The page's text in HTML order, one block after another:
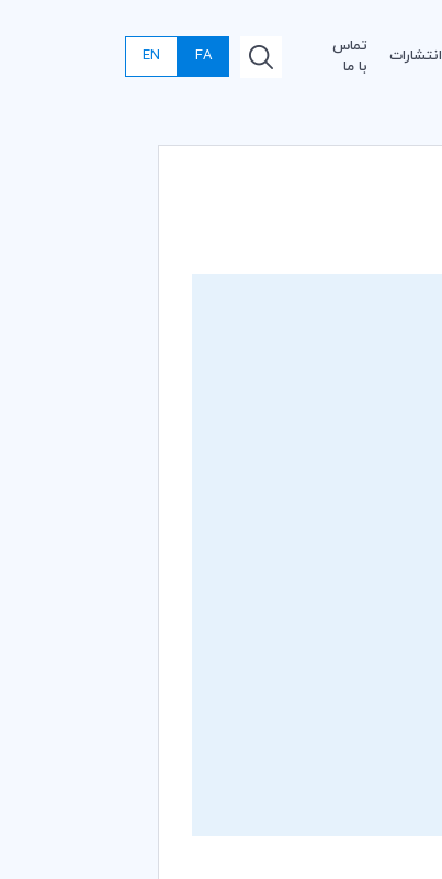
انتشارات
تماس
با ما
FA
EN